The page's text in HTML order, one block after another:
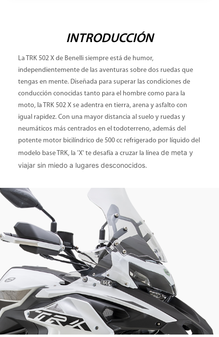
INTRODUCCIÓN
La TRK 502 X de Benelli siempre está de humor,
independientemente de las aventuras sobre dos ruedas que
tengas en mente. Diseñada para superar las condiciones de
conducción conocidas tanto para el hombre como para la
moto, la TRK 502 X se adentra en tierra, arena y asfalto con
igual rapidez. Con una mayor distancia al suelo y ruedas y
neumáticos más centrados en el todoterreno, además del
potente motor bicilíndrico de 500 cc refrigerado por líquido del
modelo base TRK, la 'X' te desafía a cruzar la línea de meta y
viajar sin miedo a lugares desconocidos.